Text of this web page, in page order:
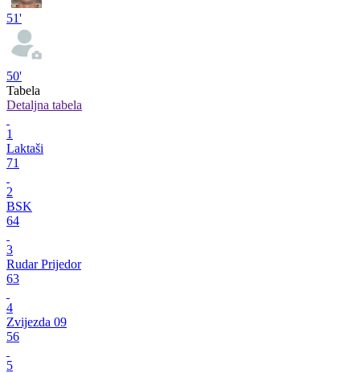
51'
50'
Tabela
Detaljna tabela
1
Laktaši
71
2
BSK
64
3
Rudar Prijedor
63
4
Zvijezda 09
56
5